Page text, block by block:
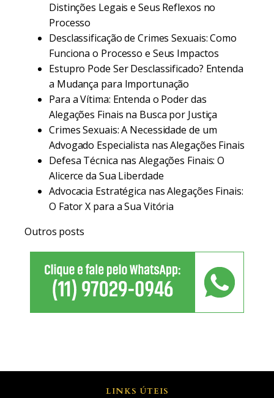
Distinções Legais e Seus Reflexos no
Processo
Desclassificação de Crimes Sexuais: Como
Funciona o Processo e Seus Impactos
Estupro Pode Ser Desclassificado? Entenda
a Mudança para Importunação
Para a Vítima: Entenda o Poder das
Alegações Finais na Busca por Justiça
Crimes Sexuais: A Necessidade de um
Advogado Especialista nas Alegações Finais
Defesa Técnica nas Alegações Finais: O
Alicerce da Sua Liberdade
Advocacia Estratégica nas Alegações Finais:
O Fator X para a Sua Vitória
Outros posts
LINKS ÚTEIS